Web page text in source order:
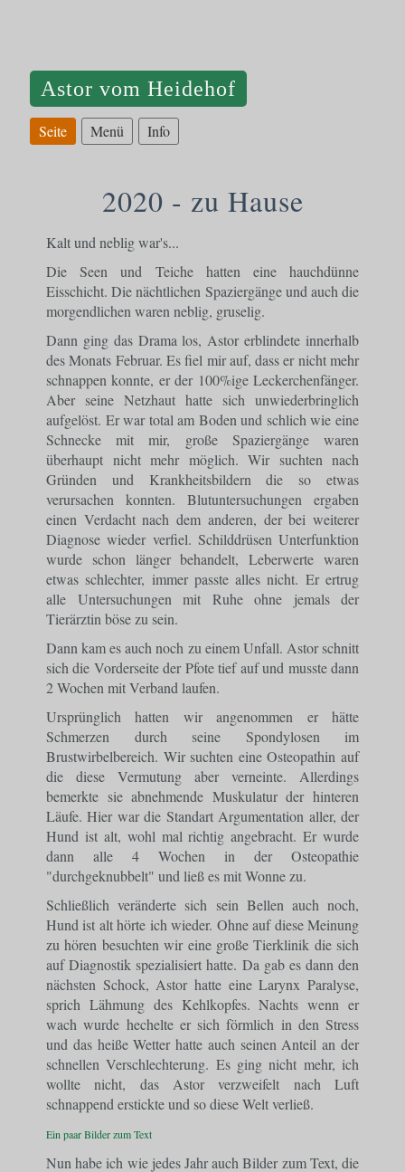
Astor vom Heidehof
Seite Menü Info
2020 - zu Hause
Kalt und neblig war's...
Die Seen und Teiche hatten eine hauchdünne
Eisschicht. Die nächtlichen Spaziergänge und auch die
morgendlichen waren neblig, gruselig.
Dann ging das Drama los, Astor erblindete innerhalb
des Monats Februar. Es fiel mir auf, dass er nicht mehr
schnappen konnte, er der 100%ige Leckerchenfänger.
Aber seine Netzhaut hatte sich unwiederbringlich
aufgelöst. Er war total am Boden und schlich wie eine
Schnecke mit mir, große Spaziergänge waren
überhaupt nicht mehr möglich. Wir suchten nach
Gründen und Krankheitsbildern die so etwas
verursachen konnten. Blutuntersuchungen ergaben
einen Verdacht nach dem anderen, der bei weiterer
Diagnose wieder verfiel. Schilddrüsen Unterfunktion
wurde schon länger behandelt, Leberwerte waren
etwas schlechter, immer passte alles nicht. Er ertrug
alle Untersuchungen mit Ruhe ohne jemals der
Tierärztin böse zu sein.
Dann kam es auch noch zu einem Unfall. Astor schnitt
sich die Vorderseite der Pfote tief auf und musste dann
2 Wochen mit Verband laufen.
Ursprünglich hatten wir angenommen er hätte
Schmerzen durch seine Spondylosen im
Brustwirbelbereich. Wir suchten eine Osteopathin auf
die diese Vermutung aber verneinte. Allerdings
bemerkte sie abnehmende Muskulatur der hinteren
Läufe. Hier war die Standart Argumentation aller, der
Hund ist alt, wohl mal richtig angebracht. Er wurde
dann alle 4 Wochen in der Osteopathie
"durchgeknubbelt" und ließ es mit Wonne zu.
Schließlich veränderte sich sein Bellen auch noch,
Hund ist alt hörte ich wieder. Ohne auf diese Meinung
zu hören besuchten wir eine große Tierklinik die sich
auf Diagnostik spezialisiert hatte. Da gab es dann den
nächsten Schock, Astor hatte eine Larynx Paralyse,
sprich Lähmung des Kehlkopfes. Nachts wenn er
wach wurde hechelte er sich förmlich in den Stress
und das heiße Wetter hatte auch seinen Anteil an der
schnellen Verschlechterung. Es ging nicht mehr, ich
wollte nicht, das Astor verzweifelt nach Luft
schnappend erstickte und so diese Welt verließ.
Ein paar Bilder zum Text
Nun habe ich wie jedes Jahr auch Bilder zum Text, die